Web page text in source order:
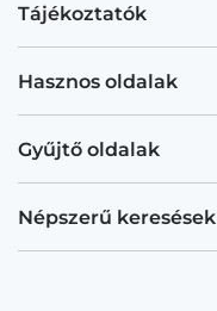
Tájékoztatók
Hasznos oldalak
Gyűjtő oldalak
Népszerű keresések